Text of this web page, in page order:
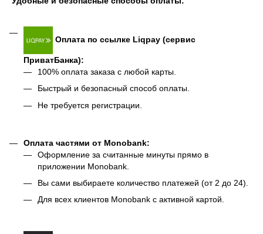
Оплата по ссылке Liqpay (сервис
ПриватБанка):
100% оплата заказа с любой карты.
Быстрый и безопасный способ оплаты.
Не требуется регистрации.
Оплата частями от Monobank:
Оформление за считанные минуты прямо в
приложении Monobank.
Вы сами выбираете количество платежей (от 2 до 24).
Для всех клиентов Monobank с активной картой.